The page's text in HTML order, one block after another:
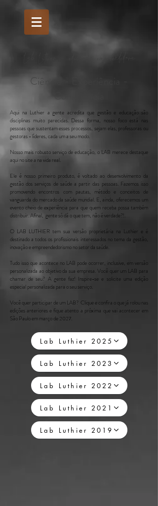
Lab Luthier - educacao empreendedora
Ciência - Experiência -
Consciência
Aqui na Luthier a gente acredita que gestão e educação são
disciplinas muito parecidas. Dessa forma, nosso foco está nas
pessoasque sustentam esses processos, sejam elas, professoras ou
gestoras - líderes, cada um a seu modo.
Nosso mais robusto serviço deeducação, o LAB merece destaque
aqui no site a na vida real.
Ele é nosso primeiro produto, é voltado ao desenvolvimento da
gestão dos serviços de saúde a partir das pessoas. Fazemos isso
promovendo encontros com pautas, método e conceitos de
vanguarda do mercado da saúde mundial. E, ainda, oferecemos um
evento cheio de experiência para que quem receba possa também
distribuir. Afinal, gente sódá o que tem, não é verdade?!.
O LAB LUTHIER tem sua versão proprietária na Luthier e é
destinado a todos os profissionais interessados no tema da gestão,
inovação e empreendedorismo no setor da saúde.
Tudo isso que acontece no LAB pode ocorrer, inclusive, em versão
personalizada ao objetivo da sua empresa. Você quer um LAB para
chamar de seu? A gente faz! Inspire-se e solicite uma edição
especial personalizada para o seu serviço.
Você quer participarde um LAB? Clique e confira o que já rolou nas
edições anteriores e fique atento a próxima que vai acontecer em
São Paulo em março de 2027.
Lab Luthier 2025
Lab Luthier 2023
Lab Luthier 2022
Lab Luthier 2021
Lab Luthier 2019